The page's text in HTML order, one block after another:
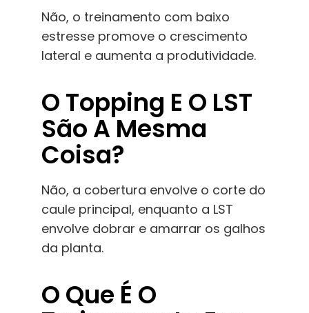
Não, o treinamento com baixo
estresse promove o crescimento
lateral e aumenta a produtividade.
O Topping E O LST
São A Mesma
Coisa?
Não, a cobertura envolve o corte do
caule principal, enquanto a LST
envolve dobrar e amarrar os galhos
da planta.
O Que É O